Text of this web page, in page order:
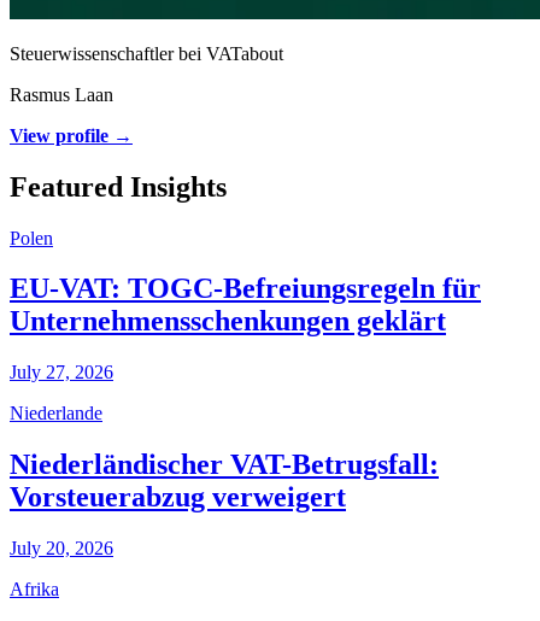
Steuerwissenschaftler bei VATabout
Rasmus Laan
View profile →
Featured Insights
Polen
EU-VAT: TOGC-Befreiungsregeln für
Unternehmensschenkungen geklärt
July 27, 2026
Niederlande
Niederländischer VAT-Betrugsfall:
Vorsteuerabzug verweigert
July 20, 2026
Afrika